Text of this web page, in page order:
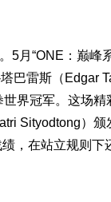
5月“ONE：巅峰
巴雷斯（Edgar
界冠军。这场
Sityodtong）
，在站立规则下